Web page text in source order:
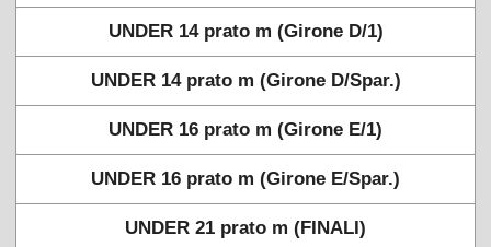
UNDER 14 prato m (Girone D/1)
UNDER 14 prato m (Girone D/Spar.)
UNDER 16 prato m (Girone E/1)
UNDER 16 prato m (Girone E/Spar.)
UNDER 21 prato m (FINALI)